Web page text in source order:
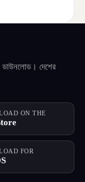
ডাউনলোড। দেশের
ON THE
FOR